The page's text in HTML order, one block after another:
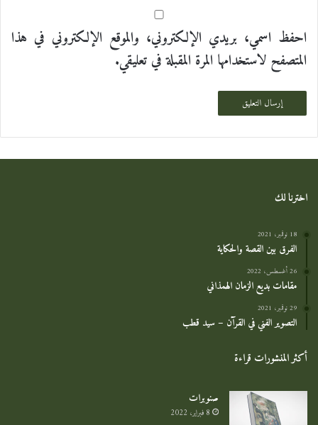
احفظ اسمي، بريدي الإلكتروني، والموقع الإلكتروني في هذا
المتصفح لاستخدامها المرة المقبلة في تعليقي.
اخترنا لك
18 نوفمبر، 2021
الفرق بين القصة والحكاية
26 أغسطس، 2022
مقامات بديع الزمان الهمذاني
29 نوفمبر، 2021
التصوير الفني في القرآن – سيد قطب
أكثر المنشورات قراءة
صنوبرات
8 فبراير، 2022